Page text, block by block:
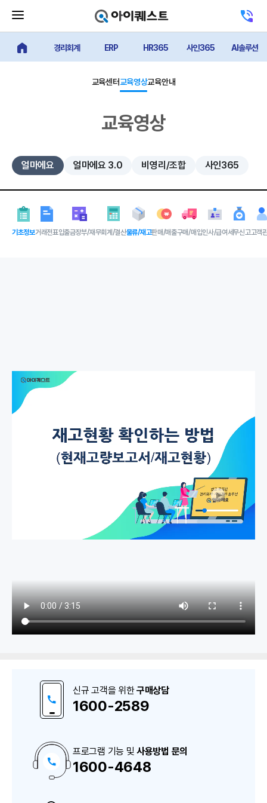
기
버
튼
센
터
얼마에요 메인경리회계 ERP HR365 사인365 AI솔루션
교육센터교육영상교육안내
교육영상
얼마에요 얼마에요 3.0 비영리/조합 사인365
기초정보거래전표입출금장부/재무회계/결산물류/재고판매/매출구매/매입인사/급여 세무신고고객
수불내역 확인
의료기기 공급내역보고 (UDI)
로트/시리얼번호 수불내역
구
매
신규 고객을 위한구매상담
1600-2589
프로그램 기능 및 사용방법 문의
1600-4648